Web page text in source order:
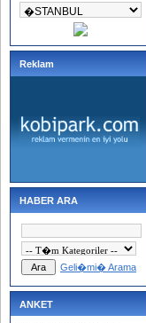
Reklam
HABER ARA
Geli�mi� Arama
ANKET